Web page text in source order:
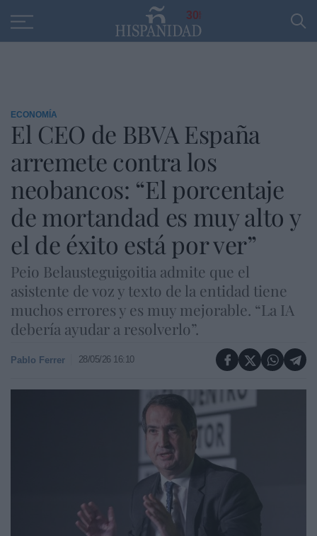
30
ECONOMÍA
El CEO de BBVA España
arremete contra los
neobancos: “El porcentaje
de mortandad es muy alto y
el de éxito está por ver”
Peio Belausteguigoitia admite que el
asistente de voz y texto de la entidad tiene
muchos errores y es muy mejorable. “La IA
debería ayudar a resolverlo”.
Pablo Ferrer 28/05/26 16:10